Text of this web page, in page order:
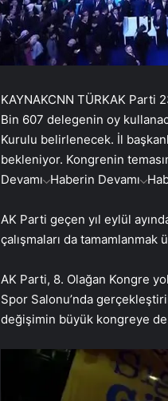
KAYNAKCNN TÜRKAK Parti
Bin 607 delegenin oy
Kurulu belirlenecek. İl
bekleniyor. Kongrenin
Devamı Haberin Devamı
AK Parti geçen yıl eylül
çalışmaları da tamamlanmak
AK Parti, 8. Olağan Kongre
Spor Salonu’nda
değişimin büyük kongreye de